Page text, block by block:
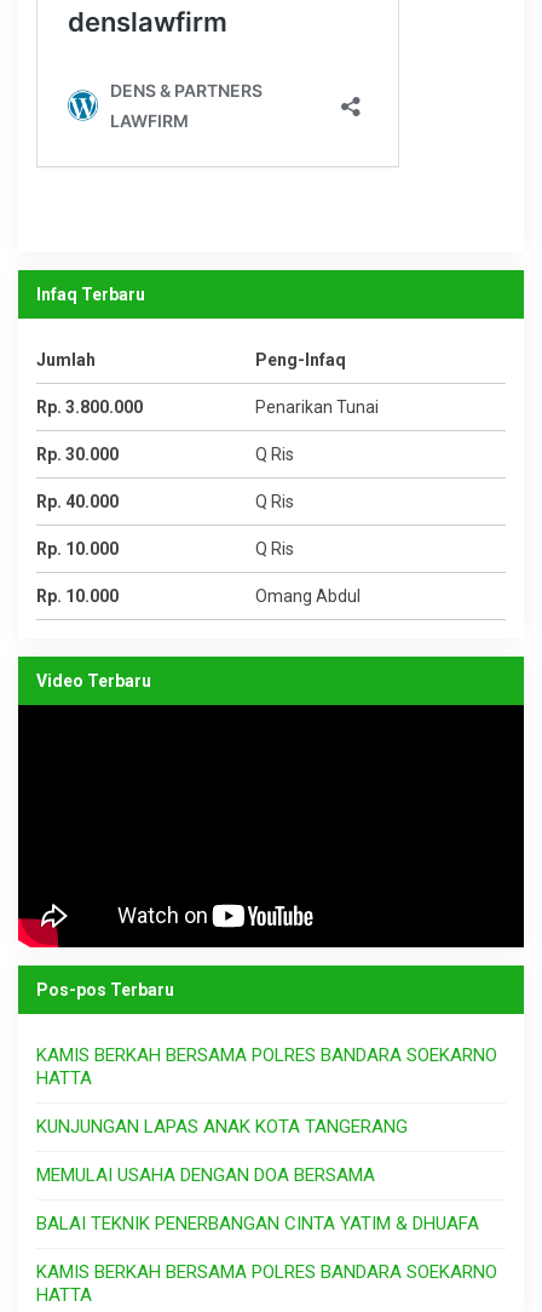
Infaq Terbaru
Jumlah Peng-Infaq
Rp. 3.800.000 Penarikan Tunai
Rp. 30.000 Q Ris
Rp. 40.000 Q Ris
Rp. 10.000 Q Ris
Rp. 10.000 Omang Abdul
Video Terbaru
Pos-pos Terbaru
KAMIS BERKAH BERSAMA POLRES BANDARA SOEKARNO
HATTA
KUNJUNGAN LAPAS ANAK KOTA TANGERANG
MEMULAI USAHA DENGAN DOA BERSAMA
BALAI TEKNIK PENERBANGAN CINTA YATIM & DHUAFA
KAMIS BERKAH BERSAMA POLRES BANDARA SOEKARNO
HATTA